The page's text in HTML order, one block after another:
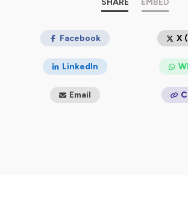
PS : N'oubliez pas de mettre du théâtre
confidentialite
pour plus d'informations.
SHARE EMBED
Facebook X
LinkedIn
Email